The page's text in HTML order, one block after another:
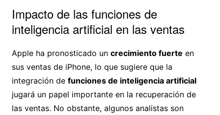
Impacto de las funciones de
inteligencia artificial en las ventas
Apple ha pronosticado un crecimiento fuerte en
sus ventas de iPhone, lo que sugiere que la
integración de funciones de inteligencia artificial
jugará un papel importante en la recuperación de
las ventas. No obstante, algunos analistas son